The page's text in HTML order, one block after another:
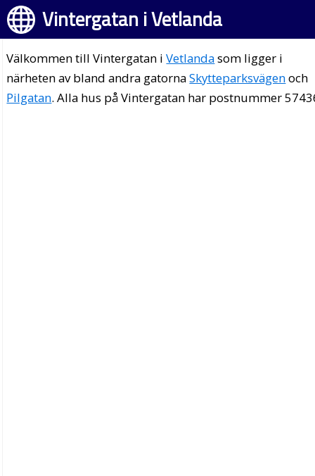
Vintergatan i Vetlanda
Välkommen till Vintergatan iVetlandasom ligger i
närheten av bland andra gatornaSkytteparksvägenoch
Pilgatan. Alla hus på Vintergatan har postnummer